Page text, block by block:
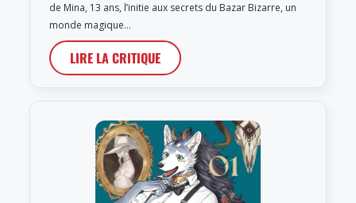
de Mina, 13 ans, l’initie aux secrets du Bazar Bizarre, un
monde magique…
LIRE LA CRITIQUE